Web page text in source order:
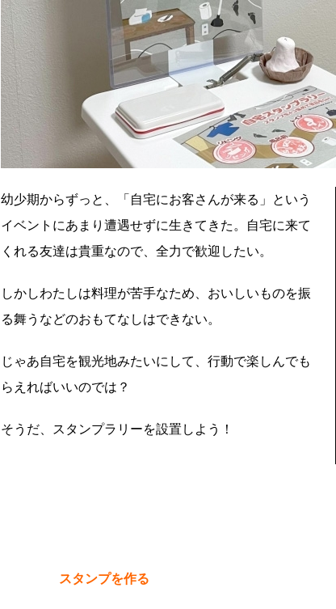
幼少期からずっと、「自宅にお客さんが来る」という
イベントにあまり遭遇せずに生きてきた。自宅に来て
くれる友達は貴重なので、全力で歓迎したい。
しかしわたしは料理が苦手なため、おいしいものを振
る舞うなどのおもてなしはできない。
じゃあ自宅を観光地みたいにして、行動で楽しんでも
らえればいいのでは？
そうだ、スタンプラリーを設置しよう！
スタンプを作る